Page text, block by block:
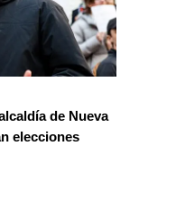
de Nueva
elecciones